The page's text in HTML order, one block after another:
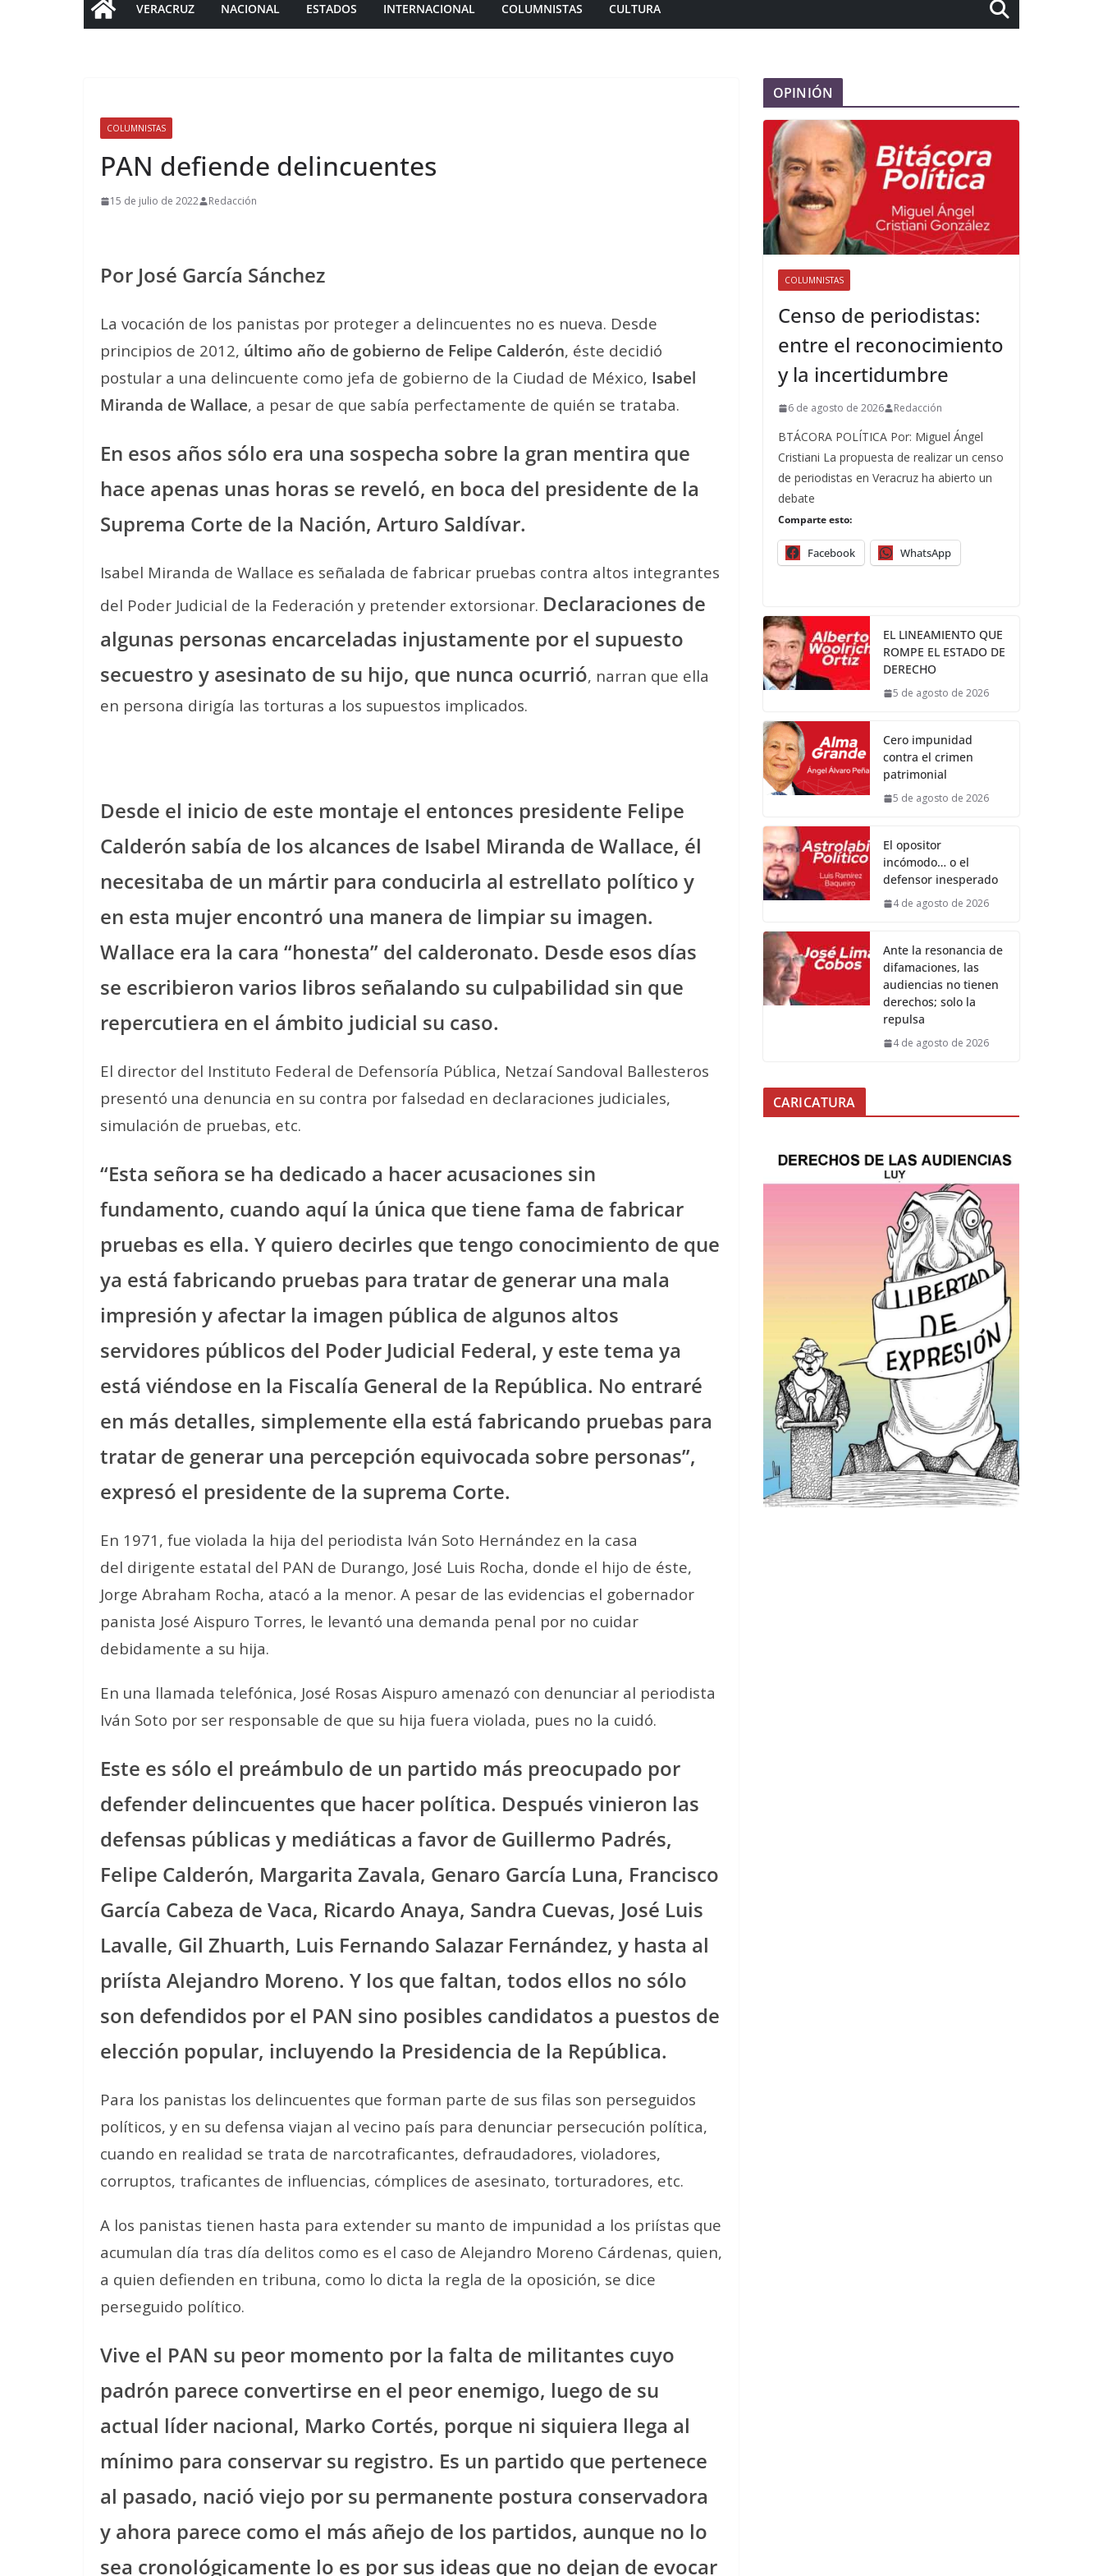
VERACRUZ NACIONAL ESTADOS INTERNACIONAL COLUMNISTAS CULTURA
COLUMNISTAS
PAN defiende delincuentes
15 de julio de 2022 Redacción
Por José García Sánchez
La vocación de los panistas por proteger a delincuentes no es nueva. Desde
principios de 2012, último año de gobierno de Felipe Calderón, éste decidió
postular a una delincuente como jefa de gobierno de la Ciudad de México, Isabel
Miranda de Wallace, a pesar de que sabía perfectamente de quién se trataba.
En esos años sólo era una sospecha sobre la gran mentira que
hace apenas unas horas se reveló, en boca del presidente de la
Suprema Corte de la Nación, Arturo Saldívar.
Isabel Miranda de Wallace es señalada de fabricar pruebas contra altos integrantes
del Poder Judicial de la Federación y pretender extorsionar. Declaraciones de
algunas personas encarceladas injustamente por el supuesto
secuestro y asesinato de su hijo, que nunca ocurrió, narran que ella
en persona dirigía las torturas a los supuestos implicados.
Desde el inicio de este montaje el entonces presidente Felipe
Calderón sabía de los alcances de Isabel Miranda de Wallace, él
necesitaba de un mártir para conducirla al estrellato político y
en esta mujer encontró una manera de limpiar su imagen.
Wallace era la cara “honesta” del calderonato. Desde esos días
se escribieron varios libros señalando su culpabilidad sin que
repercutiera en el ámbito judicial su caso.
El director del Instituto Federal de Defensoría Pública, Netzaí Sandoval Ballesteros
presentó una denuncia en su contra por falsedad en declaraciones judiciales,
simulación de pruebas, etc.
“Esta señora se ha dedicado a hacer acusaciones sin
fundamento, cuando aquí la única que tiene fama de fabricar
pruebas es ella. Y quiero decirles que tengo conocimiento de que
ya está fabricando pruebas para tratar de generar una mala
impresión y afectar la imagen pública de algunos altos
servidores públicos del Poder Judicial Federal, y este tema ya
está viéndose en la Fiscalía General de la República. No entraré
en más detalles, simplemente ella está fabricando pruebas para
tratar de generar una percepción equivocada sobre personas”,
expresó el presidente de la suprema Corte.
En 1971, fue violada la hija del periodista Iván Soto Hernández en la casa
del dirigente estatal del PAN de Durango, José Luis Rocha, donde el hijo de éste,
Jorge Abraham Rocha, atacó a la menor. A pesar de las evidencias el gobernador
panista José Aispuro Torres, le levantó una demanda penal por no cuidar
debidamente a su hija.
En una llamada telefónica, José Rosas Aispuro amenazó con denunciar al periodista
Iván Soto por ser responsable de que su hija fuera violada, pues no la cuidó.
Este es sólo el preámbulo de un partido más preocupado por
defender delincuentes que hacer política. Después vinieron las
defensas públicas y mediáticas a favor de Guillermo Padrés,
Felipe Calderón, Margarita Zavala, Genaro García Luna, Francisco
García Cabeza de Vaca, Ricardo Anaya, Sandra Cuevas, José Luis
Lavalle, Gil Zhuarth, Luis Fernando Salazar Fernández, y hasta al
priísta Alejandro Moreno. Y los que faltan, todos ellos no sólo
son defendidos por el PAN sino posibles candidatos a puestos de
elección popular, incluyendo la Presidencia de la República.
Para los panistas los delincuentes que forman parte de sus filas son perseguidos
políticos, y en su defensa viajan al vecino país para denunciar persecución política,
cuando en realidad se trata de narcotraficantes, defraudadores, violadores,
corruptos, traficantes de influencias, cómplices de asesinato, torturadores, etc.
A los panistas tienen hasta para extender su manto de impunidad a los priístas que
acumulan día tras día delitos como es el caso de Alejandro Moreno Cárdenas, quien,
a quien defienden en tribuna, como lo dicta la regla de la oposición, se dice
perseguido político.
Vive el PAN su peor momento por la falta de militantes cuyo
padrón parece convertirse en el peor enemigo, luego de su
actual líder nacional, Marko Cortés, porque ni siquiera llega al
mínimo para conservar su registro. Es un partido que pertenece
al pasado, nació viejo por su permanente postura conservadora
y ahora parece como el más añejo de los partidos, aunque no lo
sea cronológicamente lo es por sus ideas que no dejan de evocar
OPINIÓN
COLUMNISTAS
Censo de periodistas:
entre el reconocimiento
y la incertidumbre
6 de agosto de 2026 Redacción
BTÁCORA POLÍTICA Por: Miguel Ángel
Cristiani La propuesta de realizar un censo
de periodistas en Veracruz ha abierto un
debate
Comparte esto:
Facebook WhatsApp
EL LINEAMIENTO QUE
ROMPE EL ESTADO DE
DERECHO
5 de agosto de 2026
Cero impunidad
contra el crimen
patrimonial
5 de agosto de 2026
El opositor
incómodo… o el
defensor inesperado
4 de agosto de 2026
Ante la resonancia de
difamaciones, las
audiencias no tienen
derechos; solo la
repulsa
4 de agosto de 2026
CARICATURA